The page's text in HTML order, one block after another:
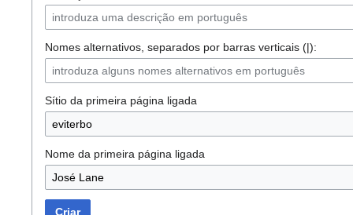
Nomes alternativos, separados por barras verticais (|):
Sítio da primeira página ligada
Nome da primeira página ligada
Criar